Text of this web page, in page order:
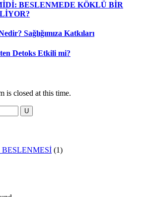
BESLENMEDE KÖKLÜ BİR
Sağlığımıza Katkıları
Detoks Etkili mi?
is closed at this time.
(1)